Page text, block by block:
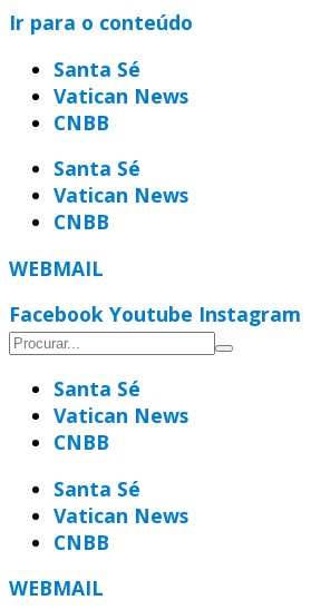
Ir para o conteúdo
Santa Sé
Vatican News
CNBB
Santa Sé
Vatican News
CNBB
WEBMAIL
Facebook Youtube Instagram
Santa Sé
Vatican News
CNBB
Santa Sé
Vatican News
CNBB
WEBMAIL